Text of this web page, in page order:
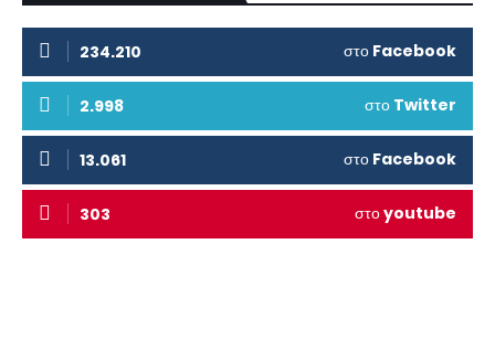
234.210 στο Facebook
2.998 στο Twitter
13.061 στο Facebook
303 στοyoutube